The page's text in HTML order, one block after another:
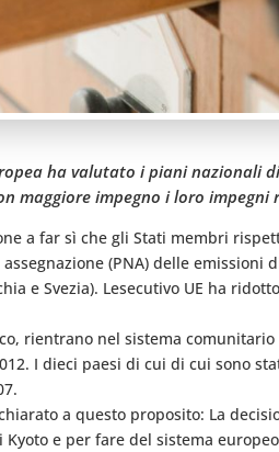
ha valutato i piani nazionali
maggiore impegno i loro impegni
a far sì che gli Stati membri
(PNA) delle emissioni
e Svezia). Lesecutivo UE ha
rientrano nel sistema comunitario
I dieci paesi di cui di cui sono
a questo proposito: La
e per fare del sistema